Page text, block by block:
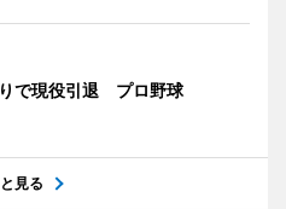
で現役引退 プロ野球
見る